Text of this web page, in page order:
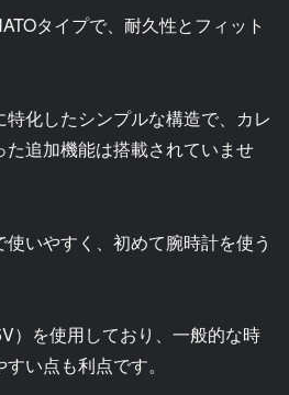
タイプで、耐久性とフィット
化したシンプルな構造で、カレ
た追加機能は搭載されていませ
いやすく、初めて腕時計を使う
）を使用しており、一般的な時
い点も利点です。